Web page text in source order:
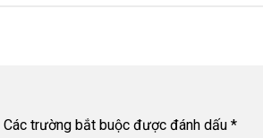
Các trường bắt buộc được đánh dấu *